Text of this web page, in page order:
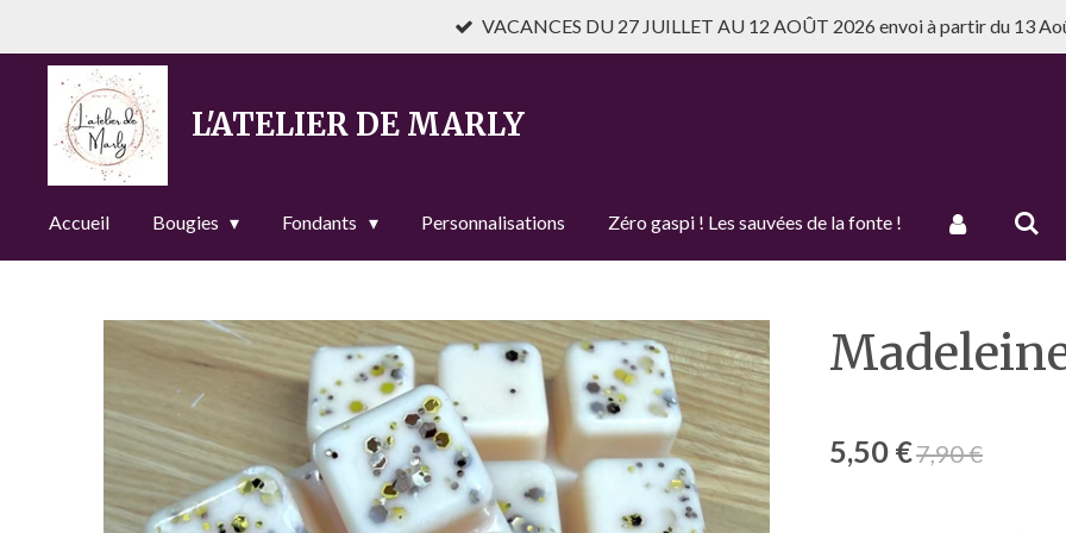
au
contenu
principal
VACANCES DU 27 JUILLET AU 12 AOÛT 2026 envoi à partir du 13
L'ATELIER DE MARLY
Accueil Bougies Fondants Personnalisations Zéro gaspi ! Les sauvées de la fonte !
5,50 €7,90 €